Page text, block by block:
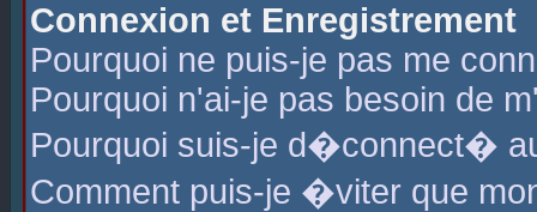
Connexion et Enregistrement
Pourquoi ne puis-je pas me
Pourquoi n'ai-je pas besoin de
Pourquoi suis-je d�connect�
Comment puis-je �viter que